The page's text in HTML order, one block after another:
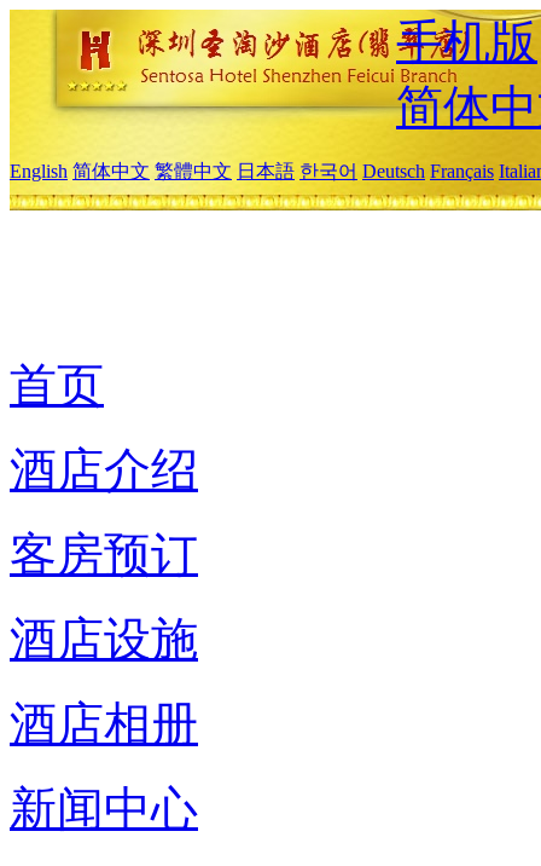
手机版
简体
English 简体中文 繁體中文 日本語 한국어 Deutsch Français
首页
酒店介绍
客房预订
酒店设施
酒店相册
新闻中心